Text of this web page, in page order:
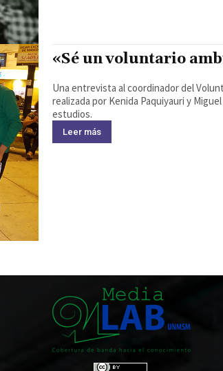
«Sé un voluntario
Una entrevista al coordinador del
realizada por Kenida Paquiyauri y
estudios.
Leer más